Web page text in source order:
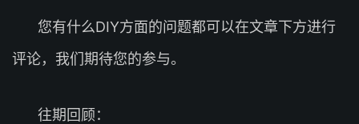
您有什么DIY方面的问题都可以在文章下方进行
评论，我们期待您的参与。
往期回顾：